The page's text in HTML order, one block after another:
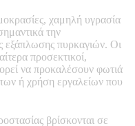
χαμηλή υγρασία
την
εξάπλωσης πυρκαγιών. Οι
προσεκτικοί,
να προκαλέσουν φωτιά
ή χρήση εργαλείων που
βρίσκονται σε